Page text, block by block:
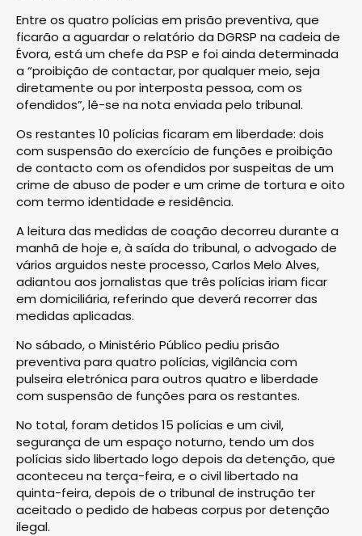
Entre os quatro polícias em prisão preventiva, que
ficarão a aguardar o relatório da DGRSP na cadeia de
Évora, está um chefe da PSP e foi ainda determinada
a “proibição de contactar, por qualquer meio, seja
diretamente ou por interposta pessoa, com os
ofendidos”, lê-se na nota enviada pelo tribunal.
Os restantes 10 polícias ficaram em liberdade: dois
com suspensão do exercício de funções e proibição
de contacto com os ofendidos por suspeitas de um
crime de abuso de poder e um crime de tortura e oito
com termo identidade e residência.
A leitura das medidas de coação decorreu durante a
manhã de hoje e, à saída do tribunal, o advogado de
vários arguidos neste processo, Carlos Melo Alves,
adiantou aos jornalistas que três polícias iriam ficar
em domiciliária, referindo que deverá recorrer das
medidas aplicadas.
No sábado, o Ministério Público pediu prisão
preventiva para quatro polícias, vigilância com
pulseira eletrónica para outros quatro e liberdade
com suspensão de funções para os restantes.
No total, foram detidos 15 polícias e um civil,
segurança de um espaço noturno, tendo um dos
polícias sido libertado logo depois da detenção, que
aconteceu na terça-feira, e o civil libertado na
quinta-feira, depois de o tribunal de instrução ter
aceitado o pedido de habeas corpus por detenção
ilegal.